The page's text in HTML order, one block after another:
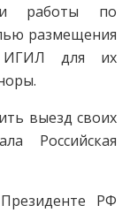
работы по
размещения
ИГИЛ для их
выезд своих
Российская
РФ